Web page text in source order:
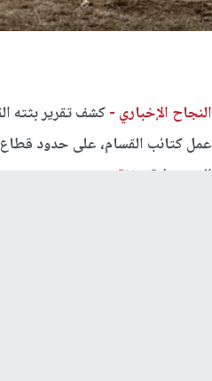
النجاح الإخباري -
عمل كتائب القسام، على حدود قطاع
المستوطنة و
غزة